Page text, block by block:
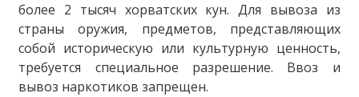
более 2 тысяч хорватских кун. Для вывоза из
страны оружия, предметов, представляющих
собой историческую или культурную ценность,
требуется специальное разрешение. Ввоз и
вывоз наркотиков запрещен.